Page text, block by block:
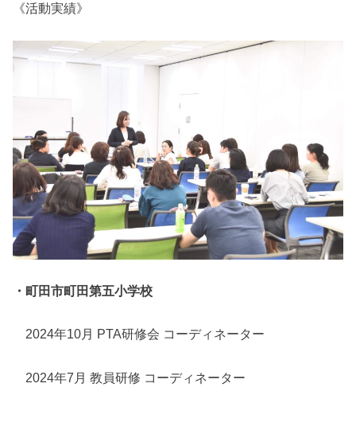
《活動実績》
・町田市町田第五小学校
2024年10月 PTA研修会 コーディネーター
2024年7月 教員研修 コーディネーター